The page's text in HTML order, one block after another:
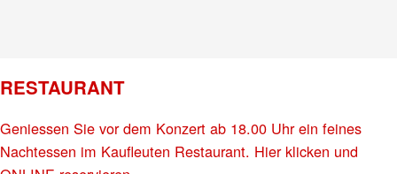
RESTAURANT
Geniessen Sie vor dem Konzert ab 18.00 Uhr ein feines
Nachtessen im Kaufleuten Restaurant. Hier klicken und